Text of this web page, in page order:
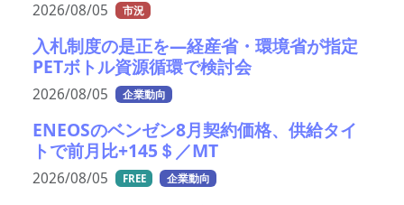
2026/08/05 市況
入札制度の是正を—経産省・環境省が指定
PETボトル資源循環で検討会
2026/08/05 企業動向
ENEOSのベンゼン8月契約価格、供給タイ
トで前月比+145＄／MT
2026/08/05 FREE 企業動向